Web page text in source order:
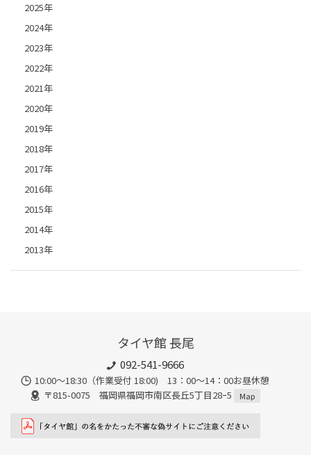
2025年
2024年
2023年
2022年
2021年
2020年
2019年
2018年
2017年
2016年
2015年
2014年
2013年
タイヤ館 長尾
092-541-9666
10:00～18:30（作業受付 18:00) 13：00～14：00お昼休憩
〒815-0075 福岡県福岡市南区長丘5丁目28ｰ5
Map